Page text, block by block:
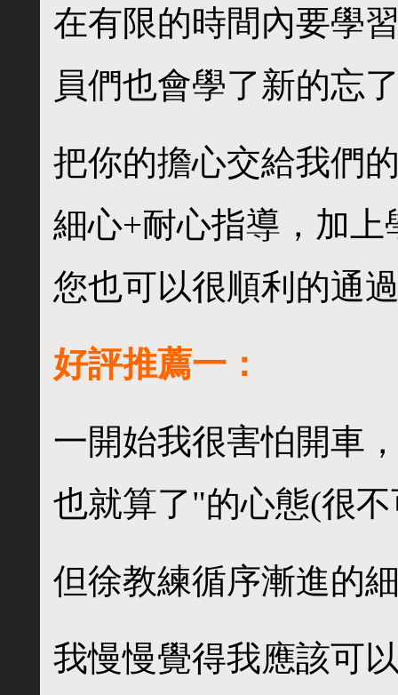
在有限的時間內要學
員們也會學了新的忘
把你的擔心交給我們
細心+耐心指導，加
您也可以很順利的通
好評推薦一：
一開始我很害怕開車
也就算了"的心態(很
但徐教練循序漸進的
我慢慢覺得我應該可